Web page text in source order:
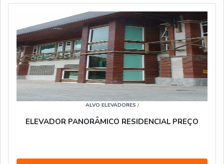
ALVO ELEVADORES /
ELEVADOR PANORÂMICO RESIDENCIAL PREÇO